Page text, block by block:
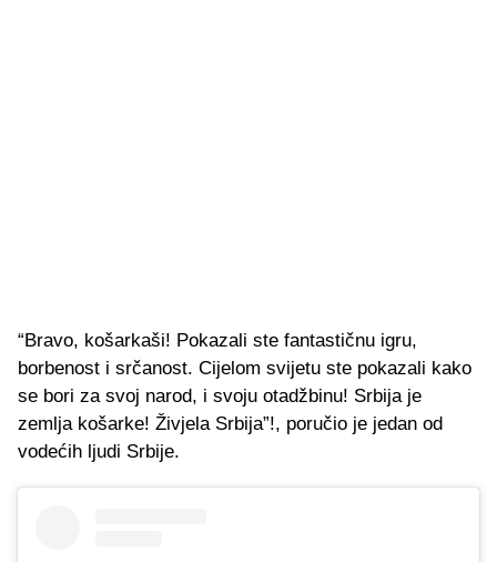
“Bravo, košarkaši! Pokazali ste fantastičnu igru,
borbenost i srčanost. Cijelom svijetu ste pokazali kako
se bori za svoj narod, i svoju otadžbinu! Srbija je
zemlja košarke! Živjela Srbija”!, poručio je jedan od
vodećih ljudi Srbije.